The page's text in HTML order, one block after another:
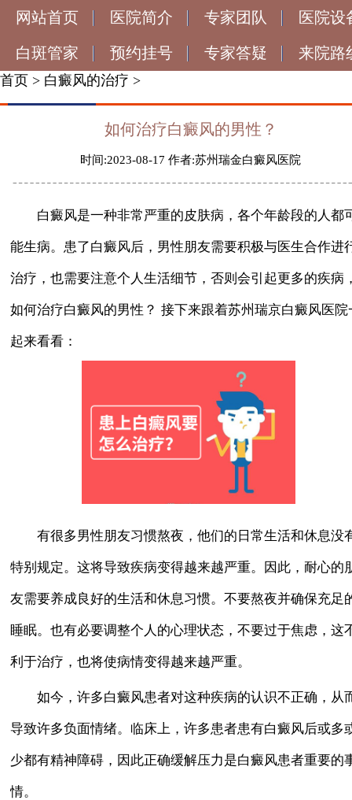
网站首页 医院简介 专家团队 医院设
白斑管家 预约挂号 专家答疑 来院路
首页 > 白癜风的治疗 >
如何治疗白癜风的男性？
时间:2023-08-17 作者:苏州瑞金白癜风医院
白癜风是一种非常严重的皮肤病，各个年龄段的人都
能生病。患了白癜风后，男性朋友需要积极与医生合作进
治疗，也需要注意个人生活细节，否则会引起更多的疾病
如何治疗白癜风的男性？ 接下来跟着苏州瑞京白癜风医院
起来看看：
有很多男性朋友习惯熬夜，他们的日常生活和休息没
特别规定。这将导致疾病变得越来越严重。因此，耐心的
友需要养成良好的生活和休息习惯。不要熬夜并确保充足
睡眠。也有必要调整个人的心理状态，不要过于焦虑，这
利于治疗，也将使病情变得越来越严重。
如今，许多白癜风患者对这种疾病的认识不正确，从
导致许多负面情绪。临床上，许多患者患有白癜风后或多
少都有精神障碍，因此正确缓解压力是白癜风患者重要的
情。